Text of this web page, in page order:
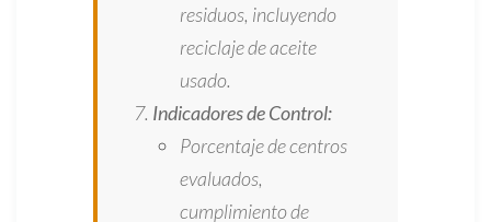
residuos, incluyendo
reciclaje de aceite
usado.
Indicadores de Control:
Porcentaje de centros
evaluados,
cumplimiento de